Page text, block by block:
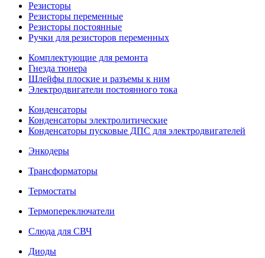
Резисторы
Резисторы переменные
Резисторы постоянные
Ручки для резисторов переменных
Комплектующие для ремонта
Гнезда тюнера
Шлейфы плоские и разъемы к ним
Электродвигатели постоянного тока
Конденсаторы
Конденсаторы электролитические
Конденсаторы пусковые ДПС для электродвигателей
Энкодеры
Трансформаторы
Термостаты
Термопереключатели
Слюда для СВЧ
Диоды